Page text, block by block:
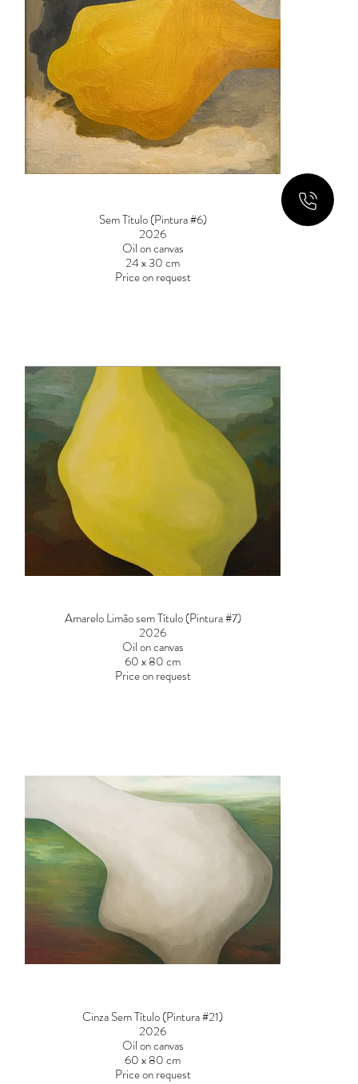
Sem Título (Pintura #6)
2026
Oil on canvas
24 x 30 cm
Price on request
Amarelo Limão sem Título (Pintura #7)
2026
Oil on canvas
60 x 80 cm
Price on request
Cinza Sem Título (Pintura #21)
2026
Oil on canvas
60 x 80 cm
Price on request